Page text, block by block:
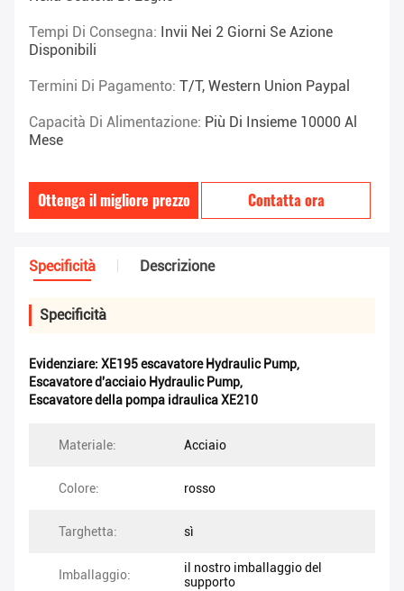
Tempi Di Consegna: Invii Nei 2 Giorni Se Azione
Disponibili
Termini Di Pagamento: T/T, Western Union Paypal
Capacità Di Alimentazione: Più Di Insieme 10000 Al
Mese
Ottenga il migliore prezzo Contatta ora
Specificità Descrizione
Specificità
Evidenziare: XE195 escavatore Hydraulic Pump,
Escavatore d'acciaio Hydraulic Pump,
Escavatore della pompa idraulica XE210
Materiale: Acciaio
Colore: rosso
Targhetta: sì
Imballaggio:
il nostro imballaggio del
supporto